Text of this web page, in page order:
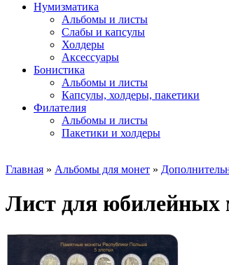
Нумизматика
Альбомы и листы
Слабы и капсулы
Холдеры
Аксессуары
Бонистика
Альбомы и листы
Капсулы, холдеры, пакетики
Филателия
Альбомы и листы
Пакетики и холдеры
Главная » Альбомы для монет »
Лист для